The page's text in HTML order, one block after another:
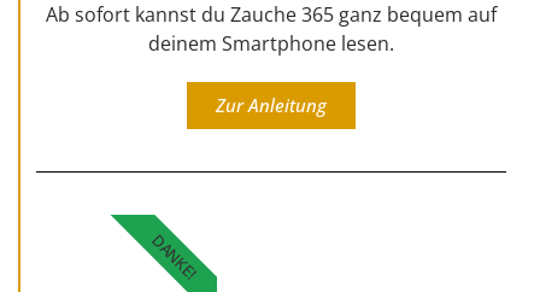
Ab sofort kannst du Zauche 365 ganz bequem auf
deinem Smartphone lesen.
Zur Anleitung
DANKE!